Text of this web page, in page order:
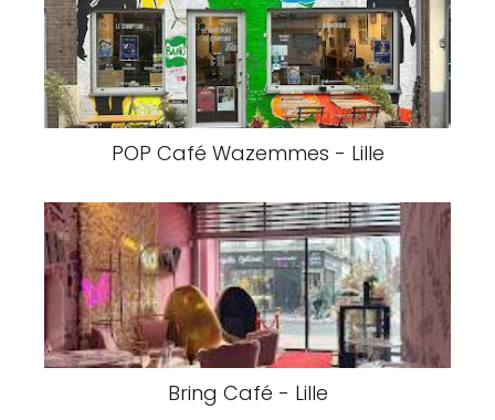
POP Café Wazemmes - Lille
Bring Café - Lille